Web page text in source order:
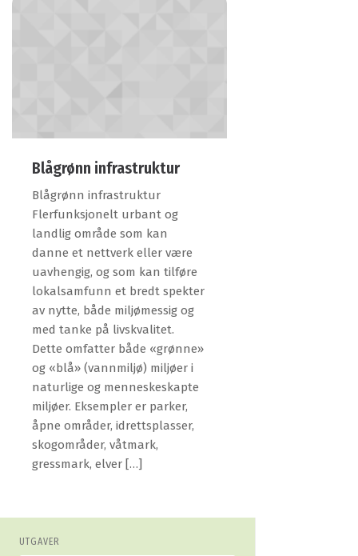
Blågrønn infrastruktur
Blågrønn infrastruktur
Flerfunksjonelt urbant og
landlig område som kan
danne et nettverk eller være
uavhengig, og som kan tilføre
lokalsamfunn et bredt spekter
av nytte, både miljømessig og
med tanke på livskvalitet.
Dette omfatter både «grønne»
og «blå» (vannmiljø) miljøer i
naturlige og menneskeskapte
miljøer. Eksempler er parker,
åpne områder, idrettsplasser,
skogområder, våtmark,
gressmark, elver […]
UTGAVER